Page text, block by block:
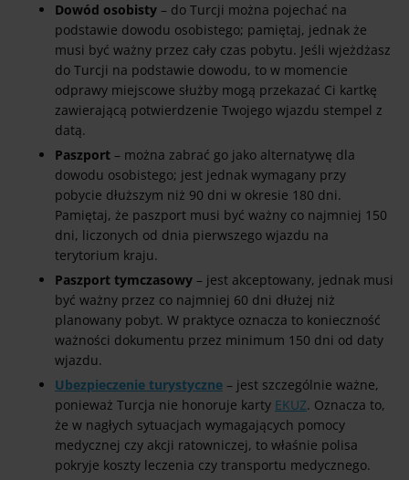
Dowód osobisty – do Turcji można pojechać na
podstawie dowodu osobistego; pamiętaj, jednak że
musi być ważny przez cały czas pobytu. Jeśli wjeżdżasz
do Turcji na podstawie dowodu, to w momencie
odprawy miejscowe służby mogą przekazać Ci kartkę
zawierającą potwierdzenie Twojego wjazdu stempel z
datą.
Paszport – można zabrać go jako alternatywę dla
dowodu osobistego; jest jednak wymagany przy
pobycie dłuższym niż 90 dni w okresie 180 dni.
Pamiętaj, że paszport musi być ważny co najmniej 150
dni, liczonych od dnia pierwszego wjazdu na
terytorium kraju.
Paszport tymczasowy – jest akceptowany, jednak musi
być ważny przez co najmniej 60 dni dłużej niż
planowany pobyt. W praktyce oznacza to konieczność
ważności dokumentu przez minimum 150 dni od daty
wjazdu.
Ubezpieczenie turystyczne – jest szczególnie ważne,
ponieważ Turcja nie honoruje karty EKUZ. Oznacza to,
że w nagłych sytuacjach wymagających pomocy
medycznej czy akcji ratowniczej, to właśnie polisa
pokryje koszty leczenia czy transportu medycznego.